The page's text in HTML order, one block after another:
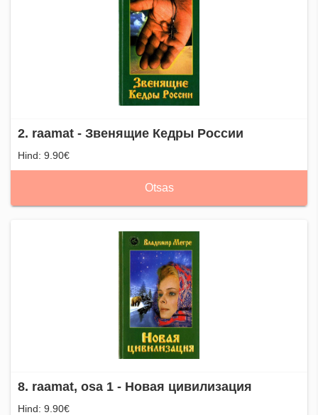
2. raamat - Звенящие Кедры России
Hind: 9.90€
Otsas
8. raamat, osa 1 - Новая цивилизация
Hind: 9.90€